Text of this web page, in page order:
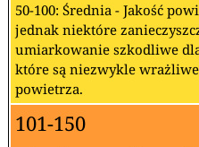
50-100: Średnia - Jakość
jednak niektóre
umiarkowanie szkodliwe
które są niezwykle
powietrza.
101-150